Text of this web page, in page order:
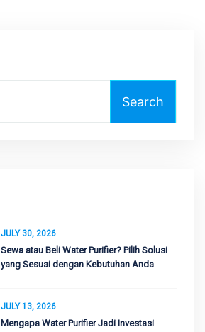
Search
JULY 30, 2026
Sewa atau Beli Water Purifier? Pilih Solusi
yang Sesuai dengan Kebutuhan Anda
JULY 13, 2026
Mengapa Water Purifier Jadi Investasi